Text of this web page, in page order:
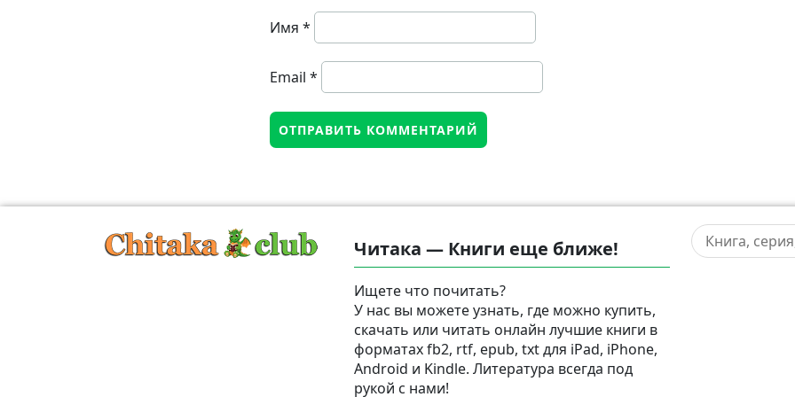
Имя *
Email *
Читака — Книги еще ближе!
Ищете что почитать?
У нас вы можете узнать, где можно купить,
скачать или читать онлайн лучшие книги в
форматах fb2, rtf, epub, txt для iPad, iPhone,
Android и Kindle. Литература всегда под
рукой с нами!